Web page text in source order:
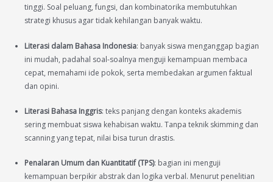
tinggi. Soal peluang, fungsi, dan kombinatorika membutuhkan
strategi khusus agar tidak kehilangan banyak waktu.
Literasi dalam Bahasa Indonesia: banyak siswa menganggap bagian
ini mudah, padahal soal-soalnya menguji kemampuan membaca
cepat, memahami ide pokok, serta membedakan argumen faktual
dan opini.
Literasi Bahasa Inggris: teks panjang dengan konteks akademis
sering membuat siswa kehabisan waktu. Tanpa teknik skimming dan
scanning yang tepat, nilai bisa turun drastis.
Penalaran Umum dan Kuantitatif (TPS): bagian ini menguji
kemampuan berpikir abstrak dan logika verbal. Menurut penelitian